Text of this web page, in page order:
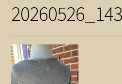
Winkel
Winkelmand